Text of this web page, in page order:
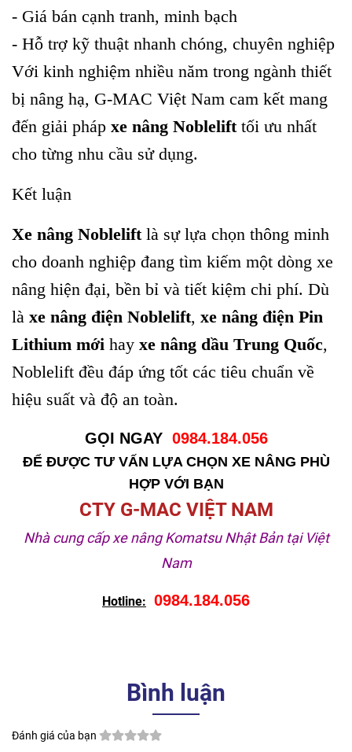
- Giá bán cạnh tranh, minh bạch
- Hỗ trợ kỹ thuật nhanh chóng, chuyên nghiệp
Với kinh nghiệm nhiều năm trong ngành thiết
bị nâng hạ, G-MAC Việt Nam cam kết mang
đến giải pháp xe nâng Noblelifttối ưu nhất
cho từng nhu cầu sử dụng.
Kết luận
Xe nâng Nobleliftlà sự lựa chọn thông minh
cho doanh nghiệp đang tìm kiếm một dòng xe
nâng hiện đại, bền bỉ và tiết kiệm chi phí. Dù
là xe nâng điện Noblelift, xe nâng điện Pin
Lithium mới hay xe nâng dầu Trung Quốc,
Noblelift đều đáp ứng tốt các tiêu chuẩn về
hiệu suất và độ an toàn.
GỌI NGAY 0984.184.056
ĐỂ ĐƯỢC TƯ VẤN LỰA CHỌN XE NÂNG PHÙ
HỢP VỚI BẠN
CTY G-MAC VIỆT NAM
Nhà cung cấp xe nâng Komatsu Nhật Bản tại Việt
Nam
Hotline: 0984.184.056
Bình luận
Đánh giá của bạn